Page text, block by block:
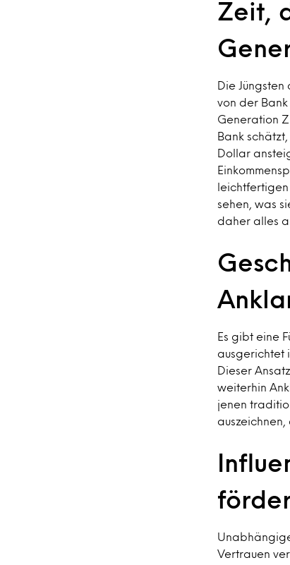
Zeit,
Die Jüngsten
von der
Generation
Bank
Dollar
sehen, was
daher alles
Es gibt eine
ausgerichtet
Dieser
weiterhin
jenen
auszeichnen,
Vertrauen